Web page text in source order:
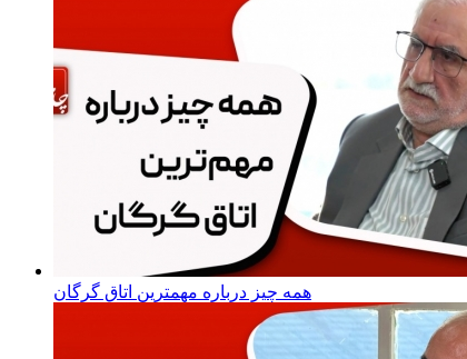
همه چیز درباره مهمترین اتاق گرگان